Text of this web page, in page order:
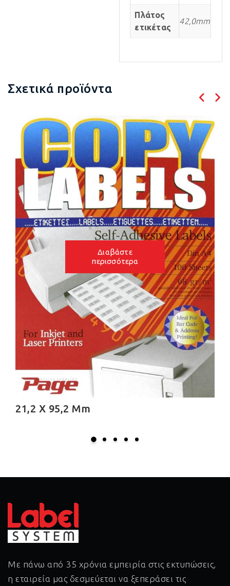
Πλάτος
ετικέτας
42,0mm
Σχετικά προϊόντα
Διαβάστε
περισσότερα
30,0 X 105,0 Mm
Με πάνω από 35 χρόνια εμπειρία στις εκτυπώσεις,
η εταιρεία μας δεσμεύεται να ξεπεράσει τις